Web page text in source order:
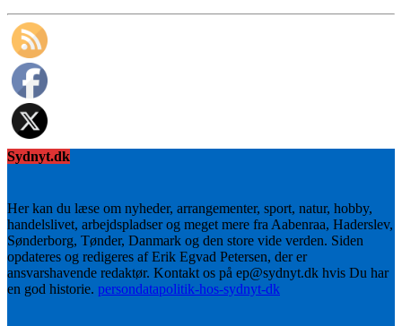
Sydnyt.dk
Her kan du læse om nyheder, arrangementer, sport, natur, hobby,
handelslivet, arbejdspladser og meget mere fra Aabenraa, Haderslev,
Sønderborg, Tønder, Danmark og den store vide verden. Siden
opdateres og redigeres af Erik Egvad Petersen, der er
ansvarshavende redaktør. Kontakt os på ep@sydnyt.dk hvis Du har
en god historie. persondatapolitik-hos-sydnyt-dk